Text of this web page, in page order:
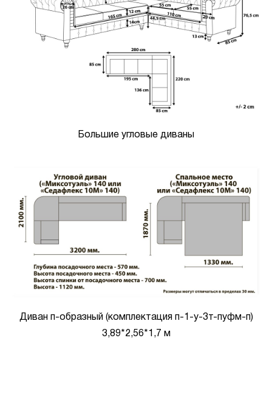
Большие угловые диваны
Диван п-образный (комплектация п-1-у-3т-пуфм-п)
3,89*2,56*1,7 м